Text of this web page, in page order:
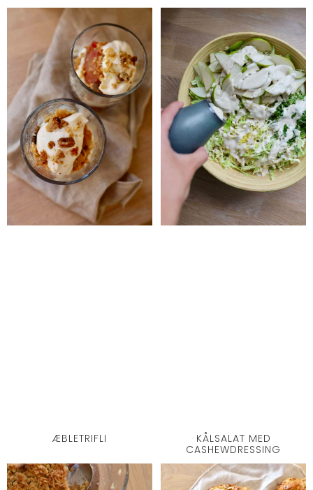
ÆBLETRIFLI
KÅLSALAT MED
CASHEWDRESSING